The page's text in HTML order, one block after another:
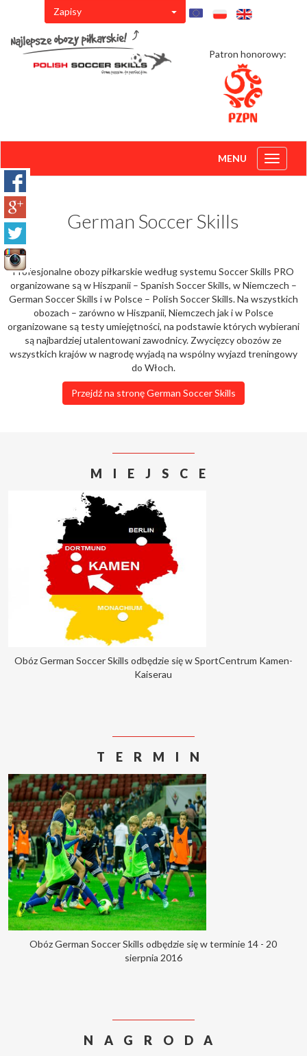
Zapisy
Patron honorowy:
Toggle
MENU
German Soccer Skills
Profesjonalne obozy piłkarskie według systemu Soccer Skills PRO
organizowane są w Hiszpanii – Spanish Soccer Skills, w Niemczech –
German Soccer Skills i w Polsce – Polish Soccer Skills. Na wszystkich
obozach – zarówno w Hiszpanii, Niemczech jak i w Polsce
organizowane są testy umiejętności, na podstawie których wybierani
są najbardziej utalentowani zawodnicy. Zwycięzcy obozów ze
wszystkich krajów w nagrodę wyjadą na wspólny wyjazd treningowy
do Włoch.
Przejdź na stronę German Soccer Skills
MIEJSCE
Obóz German Soccer Skills odbędzie się w SportCentrum Kamen-
Kaiserau
TERMIN
Obóz German Soccer Skills odbędzie się w terminie 14 - 20
sierpnia 2016
NAGRODA